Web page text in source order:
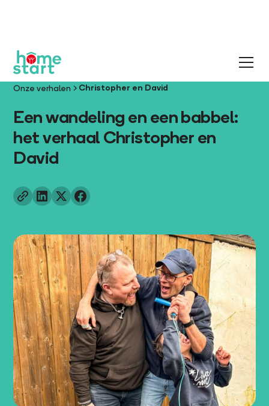
Onze verhalen Christopher en David
Een wandeling en een babbel:
het verhaal Christopher en
David